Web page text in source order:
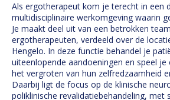
Als ergotherapeut kom je terecht in een
multidisciplinaire werkomgeving waarin
Je maakt deel uit van een betrokken
ergotherapeuten, verdeeld over de
Hengelo. In deze functie behandel je
uiteenlopende aandoeningen en speel je
het vergroten van hun zelfredzaamheid
Daarbij ligt de focus op de klinische
poliklinische revalidatiebehandeling, met